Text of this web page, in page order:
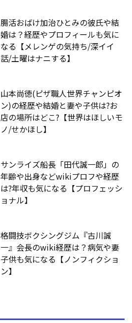
腸活おばけ加治ひとみの彼氏や結
婚は？経歴やプロフィールも気に
なる【メレンゲの気持ち/深イイ
話/土曜はナニする】
山本尚徳(ピザ職人世界チャンピオ
ン)の経歴や結婚と妻や子供は?お
店の場所はどこ?【世界はほしいモ
ノ/せかほし】
サンライズ船長「田代誠一郎」の
年齢や出身などwikiプロフや経歴
は?年収も気になる【プロフェッシ
ョナル】
格闘技ボクシングジム『古川誠
一』会長のwiki経歴は？病気や妻
子供も気になる【ノンフィクショ
ン】